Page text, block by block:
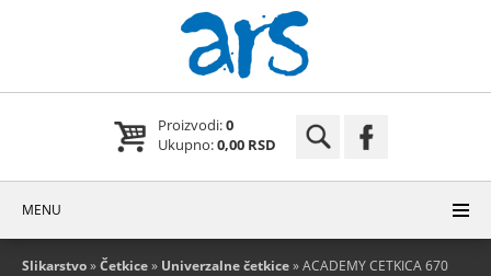
Proizvodi:0
Ukupno:0,00 RSD
MENU
Slikarstvo»Četkice» Univerzalne četkice» ACADEMY CETKICA 670